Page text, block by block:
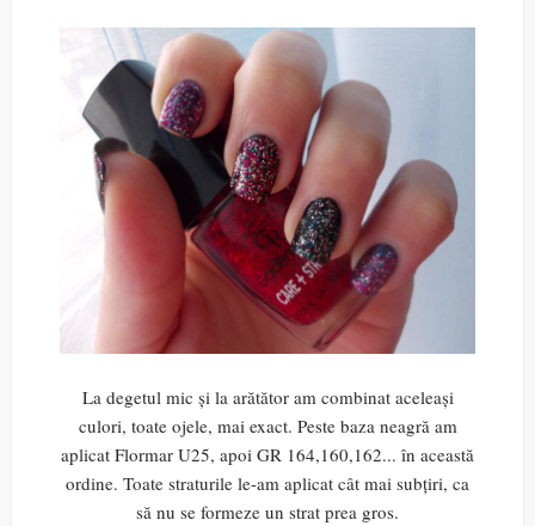
La degetul mic și la arătător am combinat aceleași
culori, toate ojele, mai exact. Peste baza neagră am
aplicat Flormar U25, apoi GR 164,160,162... în această
ordine. Toate straturile le-am aplicat cât mai subțiri, ca
să nu se formeze un strat prea gros.